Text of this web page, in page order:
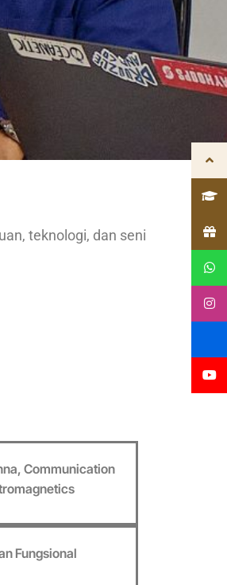
teknologi, dan seni
Communication
Fungsional